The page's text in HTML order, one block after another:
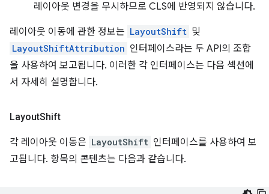
레이아웃 변경을 무시하므로 CLS에 반영되지 않습니다.
레이아웃 이동에 관한 정보는 LayoutShift 및
LayoutShiftAttribution 인터페이스라는 두 API의 조합
을 사용하여 보고됩니다. 이러한 각 인터페이스는 다음 섹션에
서 자세히 설명합니다.
LayoutShift
각 레이아웃 이동은 LayoutShift 인터페이스를 사용하여 보
고됩니다. 항목의 콘텐츠는 다음과 같습니다.